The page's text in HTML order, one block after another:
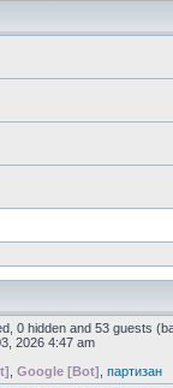
0 hidden and 53 guests
2026 4:47 am
Google [Bot] партизан